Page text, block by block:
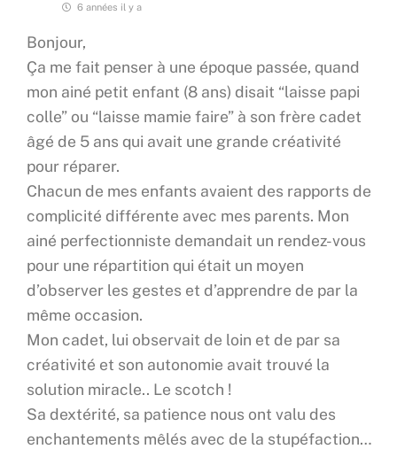
6 années il y a
Bonjour,
Ça me fait penser à une époque passée, quand
mon ainé petit enfant (8 ans) disait “laisse papi
colle” ou “laisse mamie faire” à son frère cadet
âgé de 5 ans qui avait une grande créativité
pour réparer.
Chacun de mes enfants avaient des rapports de
complicité différente avec mes parents. Mon
ainé perfectionniste demandait un rendez-vous
pour une répartition qui était un moyen
d’observer les gestes et d’apprendre de par la
même occasion.
Mon cadet, lui observait de loin et de par sa
créativité et son autonomie avait trouvé la
solution miracle.. Le scotch !
Sa dextérité, sa patience nous ont valu des
enchantements mêlés avec de la stupéfaction…